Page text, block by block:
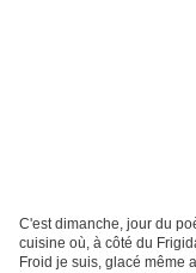
C'est dimanche, jour du
cuisine où, à côté du
Froid je suis, glacé même